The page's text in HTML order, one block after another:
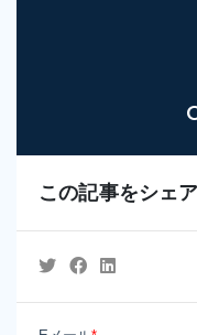
この記事をシェ